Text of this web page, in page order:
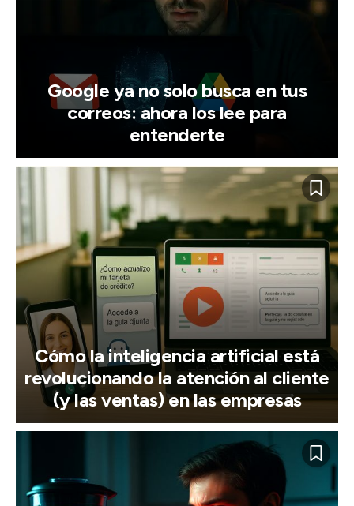
Google ya no solo busca en tus
correos: ahora los lee para
entenderte
Cómo la inteligencia artificial está
revolucionando la atención al cliente
(y las ventas) en las empresas